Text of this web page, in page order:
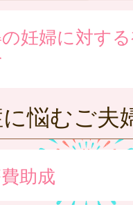
妊婦に対す
悩むご夫
助成